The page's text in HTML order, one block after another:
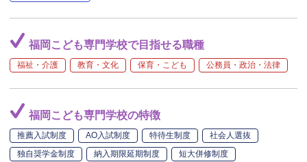
福岡こども専門学校で目指せる職種
福祉・介護 教育・文化 保育・こども 公務員・政治・法律
福岡こども専門学校の特徴
推薦入試制度 AO入試制度 特待生制度
社会人選抜
独自奨学金制度
納入期限延期制度 短大併修制度